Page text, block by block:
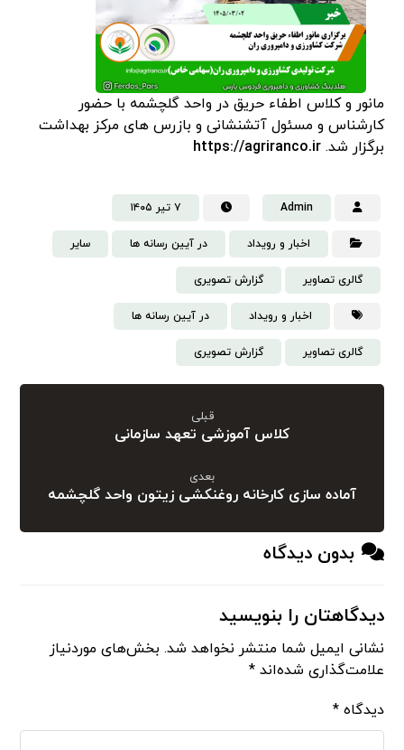
مانور و کلاس اطفاء حریق در واحد گلچشمه با حضور
کارشناس و مسئول آتشنشانی و بازرس های مرکز بهداشت
برگزار شد.https://agriranco.ir
Admin ۷ تیر ۱۴۰۵
اخبار و رویداد در آیین رسانه ها سایر
گالری تصاویر گزارش تصویری
اخبار و رویداد در آیین رسانه ها
گالری تصاویر گزارش تصویری
قبلی
کلاس آموزشی تعهد سازمانی
بعدی
آماده سازی کارخانه روغنکشی زیتون واحد گلچشمه
بدون دیدگاه
دیدگاهتان را بنویسید
نشانی ایمیل شما منتشر نخواهد شد. بخش‌های موردنیاز
علامت‌گذاری شده‌اند*
دیدگاه*